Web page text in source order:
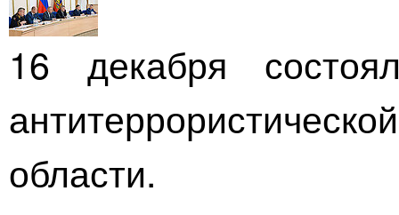
16 декабря
области.